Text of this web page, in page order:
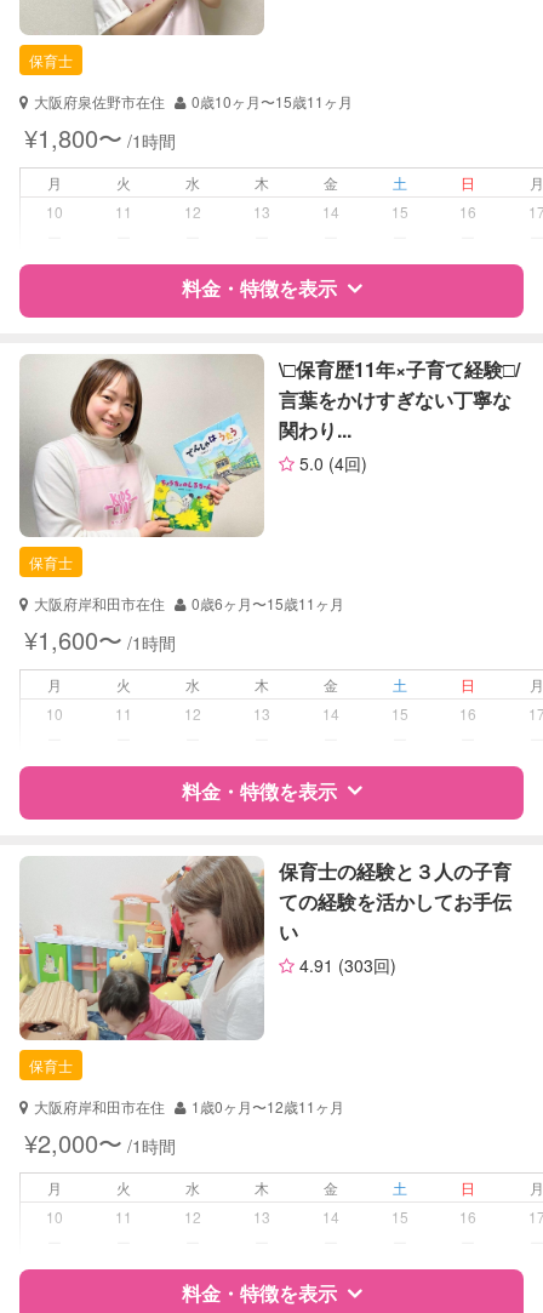
保育士
対応可能/特徴
送迎サポート
病児対応 病児、病後児、ともに不可
音楽レッスン
絵・工作レッスン
定期予約
お子様の撮影
（定期特典）
対応可能
保育士
大阪府泉佐野市在住
0歳10ヶ月〜15歳11ヶ月
¥1,800〜 /1時間
月 火 水 木 金 土 日
10
11 12 13 14 15 16
料金・特徴を表示
特徴 料金 レビュー
サポートの特徴
資格
自治体届出済ベビーシッター
対応可能/特徴
子育て経験
病児対応
障がい児対応 対応可否は個別に相談
レッスン 絵・工作レッスン
（定期特典）
対応可能
\□︎保育歴11年×子育て経験□︎/
言葉をかけすぎない丁寧な
関わり...
5.0 (4回)
保育士
大阪府岸和田市在住
0歳6ヶ月〜15歳11ヶ月
¥1,600〜 /1時間
月 火 水 木 金 土 日
10
11 12 13 14 15 16
料金・特徴を表示
特徴 料金 レビュー
サポートの特徴
資格
自治体届出済ベビーシッター
保育士
幼稚園教諭
対応可能/特徴 子育て経験
病児対応
障がい児対応 対応可否は個別に相談
レッスン なし
保育士の経験と３人の子育
ての経験を活かしてお手伝
い
4.91 (303回)
保育士
大阪府岸和田市在住
1歳0ヶ月〜12歳11ヶ月
¥2,000〜 /1時間
月 火 水 木 金 土 日
10
11 12 13 14 15 16
料金・特徴を表示